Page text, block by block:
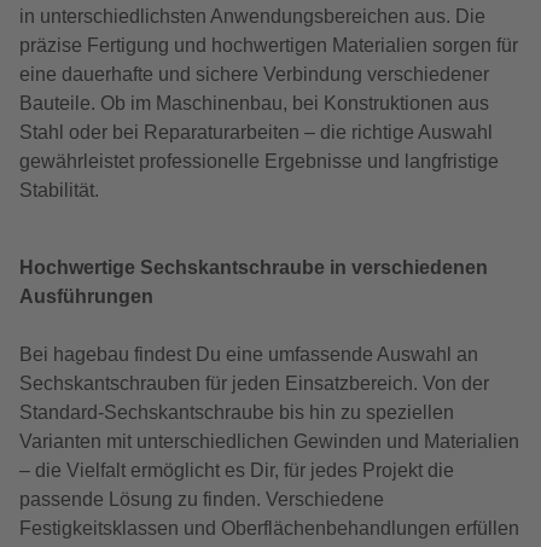
in unterschiedlichsten Anwendungsbereichen aus. Die
präzise Fertigung und hochwertigen Materialien sorgen für
eine dauerhafte und sichere Verbindung verschiedener
Bauteile. Ob im Maschinenbau, bei Konstruktionen aus
Stahl oder bei Reparaturarbeiten – die richtige Auswahl
gewährleistet professionelle Ergebnisse und langfristige
Stabilität.
Hochwertige Sechskantschraube in verschiedenen
Ausführungen
Bei hagebau findest Du eine umfassende Auswahl an
Sechskantschrauben für jeden Einsatzbereich. Von der
Standard-Sechskantschraube bis hin zu speziellen
Varianten mit unterschiedlichen Gewinden und Materialien
– die Vielfalt ermöglicht es Dir, für jedes Projekt die
passende Lösung zu finden. Verschiedene
Festigkeitsklassen und Oberflächenbehandlungen erfüllen